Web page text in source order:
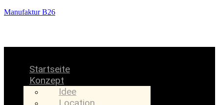
Manufaktur B26
Startseite
Konzept
Idee